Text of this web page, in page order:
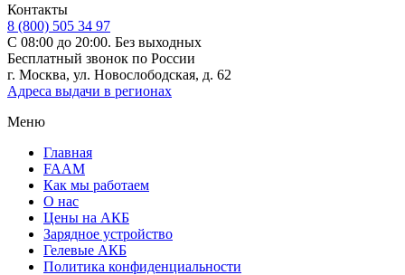
Контакты
8 (800) 505 34 97
С 08:00 до 20:00. Без выходных
Бесплатный звонок по России
г. Москва, ул. Новослободская, д. 62
Адреса выдачи в регионах
Меню
Главная
FAAM
Как мы работаем
О нас
Цены на АКБ
Зарядное устройство
Гелевые АКБ
Политика конфиденциальности